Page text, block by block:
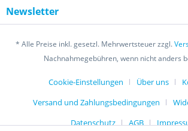
Newsletter
* Alle Preise inkl. gesetzl. Mehrwertsteuer zzgl.
Nachnahmegebühren, wenn nicht anders
Cookie-Einstellungen Über uns
Versand und Zahlungsbedingungen
Datenschutz
AGB